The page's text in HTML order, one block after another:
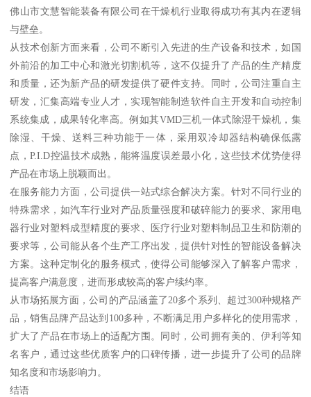
佛山市文慧智能装备有限公司在干燥机行业取得成功有其内在逻辑
与壁垒。
从技术创新方面来看，公司不断引入先进的生产设备和技术，如国
外前沿的加工中心和激光切割机等，这不仅提升了产品的生产精度
和质量，还为新产品的研发提供了硬件支持。同时，公司注重自主
研发，汇集高端专业人才，实现智能制造软件自主开发和自动控制
系统集成，成果转化率高。例如其VMD三机一体式除湿干燥机，集
除湿、干燥、送料三种功能于一体，采用双冷却器结构确保低露
点，P.I.D控温技术成熟，能将温度误差最小化，这些技术优势使得
产品在市场上脱颖而出。
在服务能力方面，公司提供一站式综合解决方案。针对不同行业的
特殊需求，如汽车行业对产品质量强度和破碎能力的要求、家用电
器行业对塑料成型精度的要求、医疗行业对塑料制品卫生和防潮的
要求等，公司能从各个生产工序出发，提供针对性的智能设备解决
方案。这种定制化的服务模式，使得公司能够深入了解客户需求，
提高客户满意度，进而形成较高的客户续约率。
从市场拓展方面，公司的产品涵盖了20多个系列、超过300种规格产
品，销售品牌产品达到100多种，不断满足用户多样化的使用需求，
扩大了产品在市场上的适配方围。同时，公司拥有美的、伊利等知
名客户，通过这些优质客户的口碑传播，进一步提升了公司的品牌
知名度和市场影响力。
结语